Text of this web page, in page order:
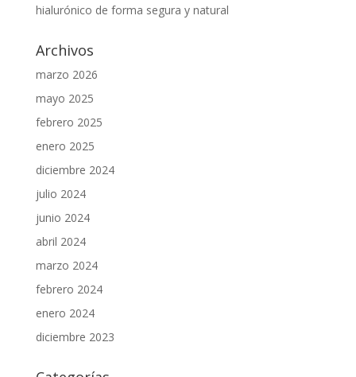
hialurónico de forma segura y natural
Archivos
marzo 2026
mayo 2025
febrero 2025
enero 2025
diciembre 2024
julio 2024
junio 2024
abril 2024
marzo 2024
febrero 2024
enero 2024
diciembre 2023